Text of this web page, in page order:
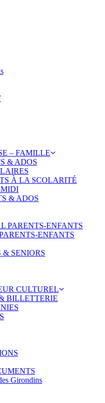
– FAMILLE
& ADOS
À LA SCOLARITÉ
MIDI
& ADOS
PARENTS-ENFANTS
ENFANTS
SENIORS
CULTUREL
BILLETTERIE
Girondins